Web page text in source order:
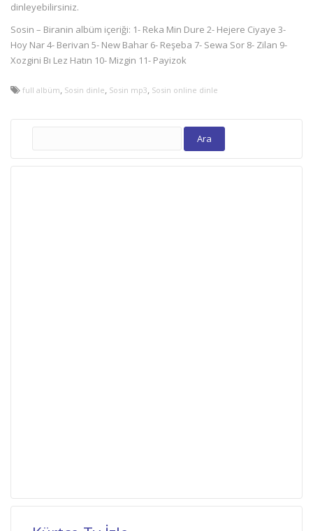
dinleyebilirsiniz.
Sosin – Biranin albüm içeriği: 1- Reka Min Dure 2- Hejere Ciyaye 3-
Hoy Nar 4- Berivan 5- New Bahar 6- Reşeba 7- Sewa Sor 8- Zilan 9-
Xozgini Bı Lez Hatın 10- Mizgin 11- Payizok
full albüm, Sosin dinle, Sosin mp3, Sosin online dinle
Arama: